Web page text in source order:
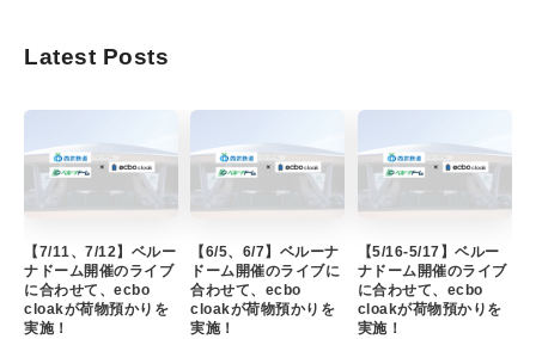
Latest Posts
【7/11、7/12】ベルー
ナドーム開催のライブ
に合わせて、ecbo
cloakが荷物預かりを
実施！
【6/5、6/7】ベルーナ
ドーム開催のライブに
合わせて、ecbo
cloakが荷物預かりを
実施！
【5/16-5/17】ベルー
ナドーム開催のライブ
に合わせて、ecbo
cloakが荷物預かりを
実施！